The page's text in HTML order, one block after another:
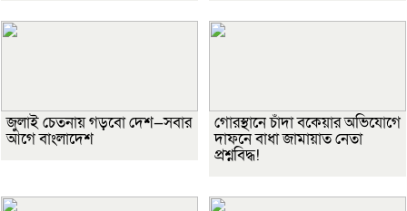
জুলাই চেতনায় গড়বো দেশ—সবার
আগে বাংলাদেশ
গোরস্থানে চাঁদা বকেয়ার অভিযোগে
দাফনে বাধা জামায়াত নেতা
প্রশ্নবিদ্ধ!